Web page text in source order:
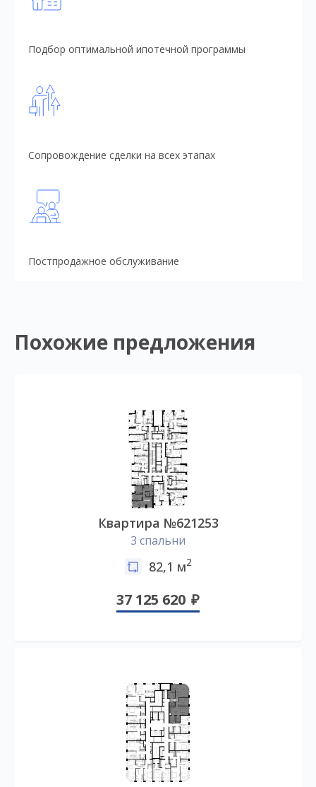
Подбор оптимальной ипотечной программы
Сопровождение сделки на всех этапах
Постпродажное обслуживание
Похожие предложения
Квартира №621253
3 спальни
82,1 м2
37 125 620